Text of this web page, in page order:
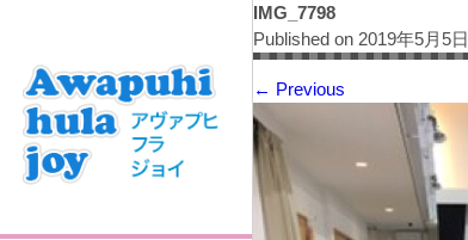
IMG_7798
Published on 2019年5月5日
← Previous